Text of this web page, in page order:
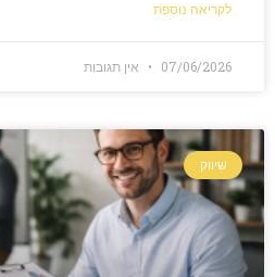
לקריאה נוספת
07/06/2026 אין תגובות
שיווק